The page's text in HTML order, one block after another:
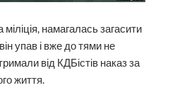
намагалась загасити
упав і вже до тями не
від КДБістів наказ за
життя.